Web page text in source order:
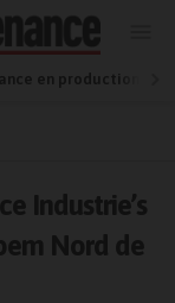
en production
Industrie’s
Nord de